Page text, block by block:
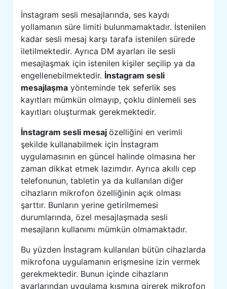
İnstagram sesli mesajlarında, ses kaydı
yollamanın süre limiti bulunmamaktadır. İstenilen
kadar sesli mesaj karşı tarafa istenilen sürede
iletilmektedir. Ayrıca DM ayarları ile sesli
mesajlaşmak için istenilen kişiler seçilip ya da
engellenebilmektedir. İnstagram sesli
mesajlaşma yönteminde tek seferlik ses
kayıtları mümkün olmayıp, çoklu dinlemeli ses
kayıtları oluşturmak gerekmektedir.
İnstagram sesli mesajözelliğini en verimli
şekilde kullanabilmek için İnstagram
uygulamasının en güncel halinde olmasına her
zaman dikkat etmek lazımdır. Ayrıca akıllı cep
telefonunun, tabletin ya da kullanılan diğer
cihazların mikrofon özelliğinin açık olması
şarttır. Bunların yerine getirilmemesi
durumlarında, özel mesajlaşmada sesli
mesajların kullanımı mümkün olmamaktadır.
Bu yüzden İnstagram kullanılan bütün cihazlarda
mikrofona uygulamanın erişmesine izin vermek
gerekmektedir. Bunun içinde cihazların
ayarlarından uygulama kısmına girerek mikrofon